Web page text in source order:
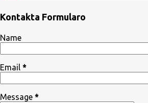
Kontakta Formularo
Name
Email *
Message *